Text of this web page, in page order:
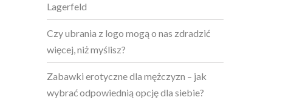
Lagerfeld
Czy ubrania z logo mogą o nas zdradzić
więcej, niż myślisz?
Zabawki erotyczne dla mężczyzn – jak
wybrać odpowiednią opcję dla siebie?